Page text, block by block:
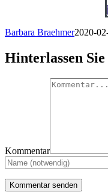
Barbara Braehmer2020-
Hinterlassen
Kommentar